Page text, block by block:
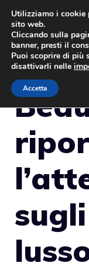
Vai
contenuto
Utilizziamo i cookie
sito web.
Cliccando sulla
banner, presti il
Puoi scoprire di più
disattivarli nelle
Accetta